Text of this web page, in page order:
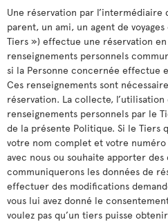
Une réservation par
parent, un ami, un agent de
Tiers ») effectue une réservation
renseignements personnels
si la Personne concernée effectue
Ces renseignements sont
réservation. La collecte,
renseignements personnels par le
de la présente Politique. Si le Tiers
votre nom complet et votre
avec nous ou souhaite apporter des
communiquerons les données de
effectuer des modifications
vous lui avez donné le
voulez pas qu’un tiers puisse